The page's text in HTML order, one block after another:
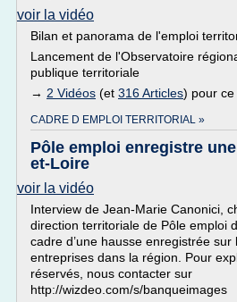
voir la vidéo
Bilan et panorama de l'emploi
Lancement de l'Observatoire
publique territoriale
→ 2 Vidéos (et 316 Articles) pour
CADRE D EMPLOI TERRITORIAL »
Pôle emploi enregistre
et-Loire
voir la vidéo
Interview de Jean-Marie Canonici,
direction territoriale de Pôle emploi
cadre d’une hausse enregistrée sur
entreprises dans la région. Pour
réservés, nous contacter sur
http://wizdeo.com/s/banqueimages